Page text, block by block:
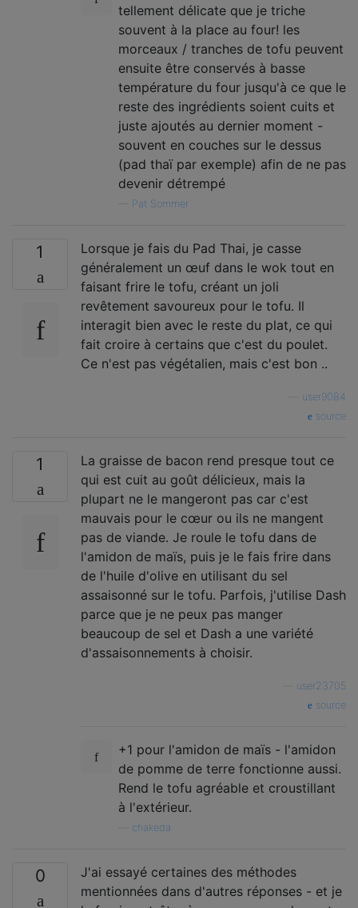
tellement délicate que je triche
souvent à la place au four! les
morceaux / tranches de tofu peuvent
ensuite être conservés à basse
température du four jusqu'à ce que le
reste des ingrédients soient cuits et
juste ajoutés au dernier moment -
souvent en couches sur le dessus
(pad thaï par exemple) afin de ne pas
devenir détrempé
Pat Sommer
1
Lorsque je fais du Pad Thai, je casse
généralement un œuf dans le wok tout en
faisant frire le tofu, créant un joli
revêtement savoureux pour le tofu. Il
interagit bien avec le reste du plat, ce qui
fait croire à certains que c'est du poulet.
Ce n'est pas végétalien, mais c'est bon ..
user9084
source
1
La graisse de bacon rend presque tout ce
qui est cuit au goût délicieux, mais la
plupart ne le mangeront pas car c'est
mauvais pour le cœur ou ils ne mangent
pas de viande. Je roule le tofu dans de
l'amidon de maïs, puis je le fais frire dans
de l'huile d'olive en utilisant du sel
assaisonné sur le tofu. Parfois, j'utilise Dash
parce que je ne peux pas manger
beaucoup de sel et Dash a une variété
d'assaisonnements à choisir.
user23705
source
+1 pour l'amidon de maïs - l'amidon
de pomme de terre fonctionne aussi.
Rend le tofu agréable et croustillant
à l'extérieur.
chakeda
0
J'ai essayé certaines des méthodes
mentionnées dans d'autres réponses - et je